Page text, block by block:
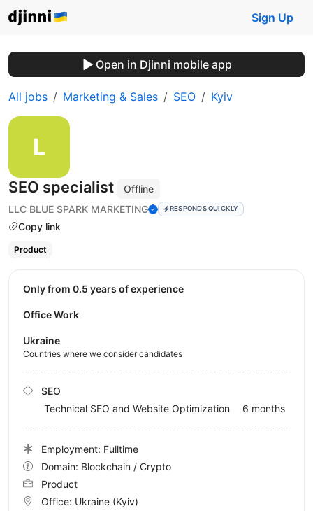
Sign Up
Open in Djinni mobile app
All jobs Marketing & Sales SEO Kyiv
SEO specialist
Offline
LLC BLUE SPARK MARKETING
RESPONDS QUICKLY
Copy link
Product
Only from 0.5 years of experience
Office Work
Ukraine
Countries where we consider candidates
SEO
Technical SEO and Website Optimization
6 months
Employment: Fulltime
Domain: Blockchain / Crypto
Product
Office: Ukraine (Kyiv)